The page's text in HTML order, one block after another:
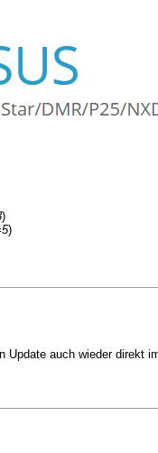
)
)
auch wieder